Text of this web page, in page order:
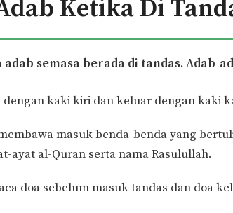
Ketika Di
semasa berada di tandas. Adab-
dengan kaki kiri dan keluar dengan kaki
masuk benda-benda yang
ayat al-Quran serta nama Rasulullah.
doa sebelum masuk tandas dan doa